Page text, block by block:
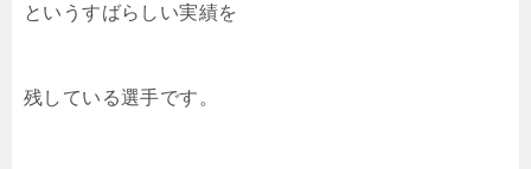
というすばらしい実績を
残している選手です。